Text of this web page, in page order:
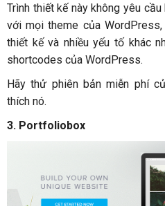
Trình thiết kế này không yêu
với mọi theme của
thiết kế và nhiều yếu tố khác
shortcodes của WordPress.
Hãy thử phiên bản miễn phí
thích nó.
3. Portfoliobox